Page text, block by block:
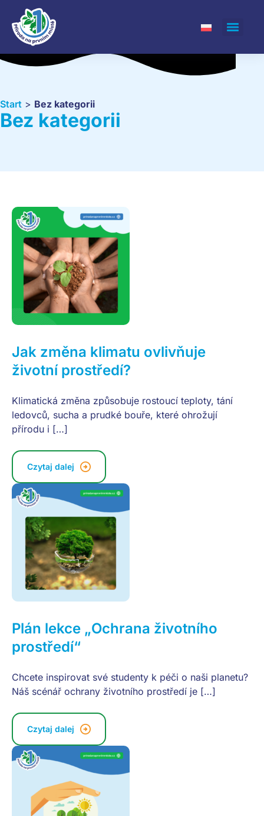
Start > Bez kategorii
Bez kategorii
Jak změna klimatu ovlivňuje
životní prostředí?
Klimatická změna způsobuje rostoucí teploty, tání
ledovců, sucha a prudké bouře, které ohrožují
přírodu i […]
Czytaj dalej
Plán lekce „Ochrana životního
prostředí“
Chcete inspirovat své studenty k péči o naši planetu?
Náš scénář ochrany životního prostředí je […]
Czytaj dalej